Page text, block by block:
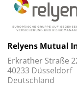
Relyens Mutual
Erkrather Straße
40233 Düsseldorf
Deutschland